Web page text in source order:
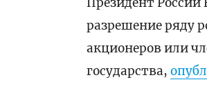
Президент
разрешение ряду
акционеров или
государства,